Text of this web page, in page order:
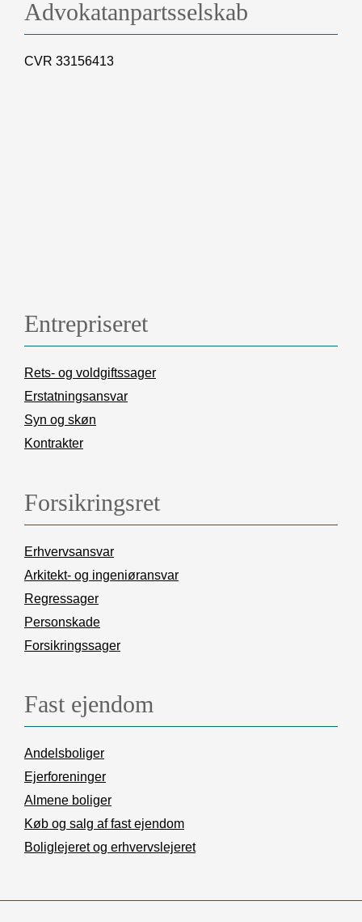
Advokatanpartsselskab
CVR 33156413
Entrepriseret
Rets- og voldgiftssager
Erstatningsansvar
Syn og skøn
Kontrakter
Forsikringsret
Erhvervsansvar
Arkitekt- og ingeniøransvar
Regressager
Personskade
Forsikringssager
Fast ejendom
Andelsboliger
Ejerforeninger
Almene boliger
Køb og salg af fast ejendom
Boliglejeret og erhvervslejeret